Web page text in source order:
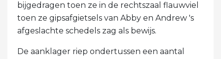
bijgedragen toen ze in de rechtszaal flauwviel
toen ze gipsafgietsels van Abby en Andrew 's
afgeslachte schedels zag als bewijs.
De aanklager riep ondertussen een aantal